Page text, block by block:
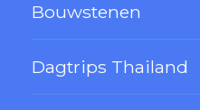
Bouwstenen
Dagtrips Thailand